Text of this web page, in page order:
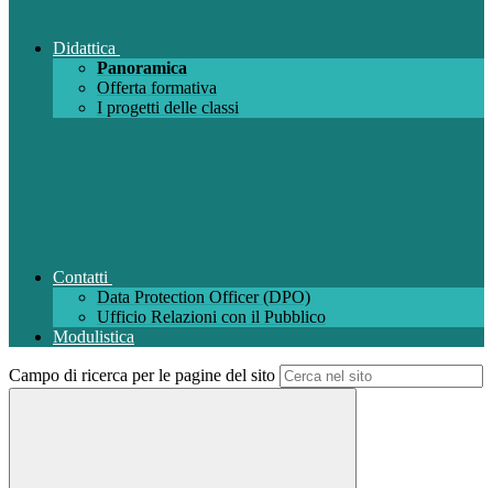
Didattica
Panoramica
Offerta formativa
I progetti delle classi
Contatti
Data Protection Officer (DPO)
Ufficio Relazioni con il Pubblico
Modulistica
Campo di ricerca per le pagine del sito